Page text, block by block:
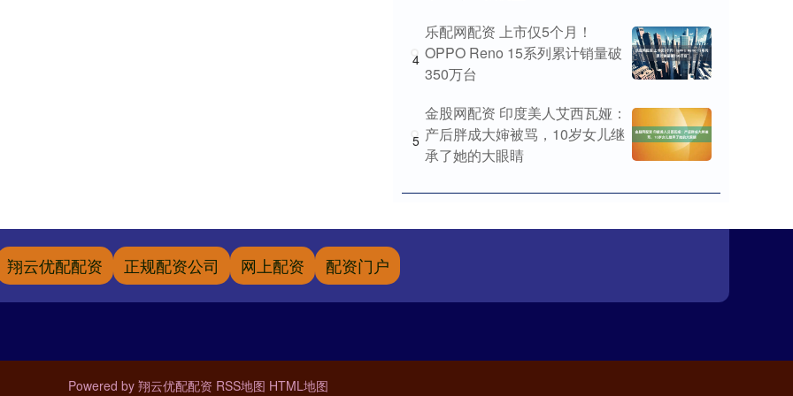
4
乐配网配资 上市仅5个月！
OPPO Reno 15系列累计销量破
350万台
5
金股网配资 印度美人艾西瓦娅：
产后胖成大婶被骂，10岁女儿继
承了她的大眼睛
翔云优配配资 正规配资公司 网上配资 配资门户
Powered by 翔云优配配资 RSS地图 HTML地图